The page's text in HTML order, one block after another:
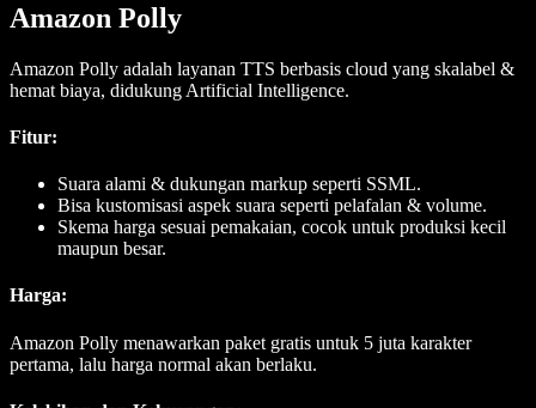
Amazon Polly
Amazon Polly adalah layanan TTS berbasis cloud yang skalabel &
hemat biaya, didukung Artificial Intelligence.
Fitur:
Suara alami & dukungan markup seperti SSML.
Bisa kustomisasi aspek suara seperti pelafalan & volume.
Skema harga sesuai pemakaian, cocok untuk produksi kecil
maupun besar.
Harga:
Amazon Polly menawarkan paket gratis untuk 5 juta karakter
pertama, lalu harga normal akan berlaku.